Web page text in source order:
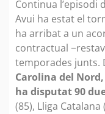
Continua l’episodi
Avui ha estat el
ha arribat a un
contractual
temporades junts.
Carolina del
ha disputat 90
(85), Lliga